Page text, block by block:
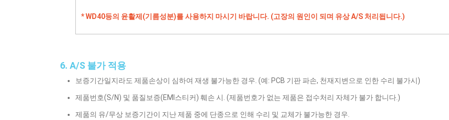
* WD40등의 윤활제(기름성분)를 사용하지 마시기 바랍니다. (고장의 원인이 되며 유상 A/S 처리됩니다.)
6. A/S 불가 적용
보증기간일지라도 제품손상이 심하여 재생 불가능한 경우. (예: PCB 기판 파손, 천재지변으로 인한 수리 불가시)
제품번호(S/N) 및 품질보증(EMI스티커) 훼손 시. (제품번호가 없는 제품은 접수처리 자체가 불가 합니다.)
제품의 유/무상 보증기간이 지난 제품 중에 단종으로 인해 수리 및 교체가 불가능한 경우.